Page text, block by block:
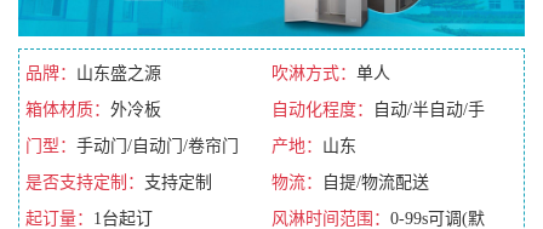
品牌： 山东盛之源 吹淋方式： 单人
箱体材质： 外冷板 自动化程度：
自动/半自动/手
动/全自动
门型： 手动门/自动门/卷帘门 产地： 山东
是否支持定制： 支持定制 物流：
自提/物流配送
起订量： 1台起订 风淋时间范围： 0-99s可调(默